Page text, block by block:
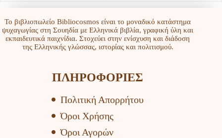
Το βιβλιοπωλείο Bibliocosmos είναι το μοναδικό κατάστημα
ψυχαγωγίας στη Σουηδία με Ελληνικά βιβλία, γραφική ύλη και
εκπαιδευτικά παιχνίδια. Στοχεύει στην ενίσχυση και διάδοση
της Ελληνικής γλώσσας, ιστορίας και πολιτισμού.
ΠΛΗΡΟΦΟΡΙΕΣ
Πολιτική Απορρήτου
Όροι Χρήσης
Όροι Αγορών